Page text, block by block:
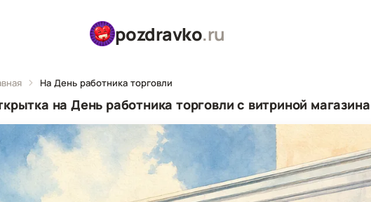
pozdravko.ru
На День работника торговли
на День работника торговли с витриной магазина